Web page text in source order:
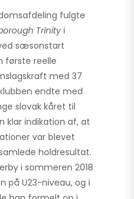
fulgte
Trinityi
sæsonstart
første reelle
med 37
endte med
slovak kåret til
klar indikation af, at
var blevet
holdresultat.
i sommeren 2018
U23-niveau, og i